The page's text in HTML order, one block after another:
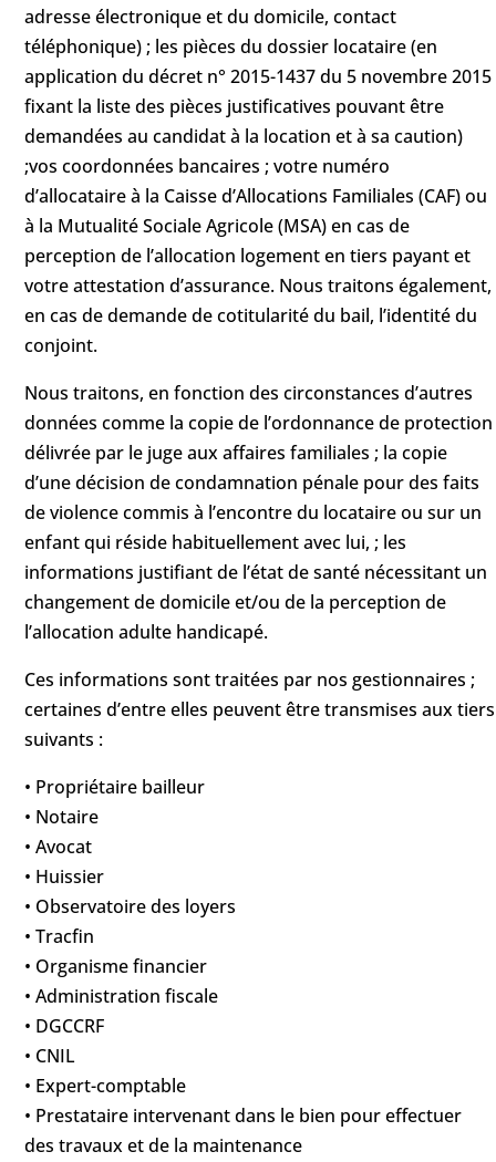
adresse électronique et du domicile, contact
téléphonique) ; les pièces du dossier locataire (en
application du décret n° 2015-1437 du 5 novembre 2015
fixant la liste des pièces justificatives pouvant être
demandées au candidat à la location et à sa caution)
;vos coordonnées bancaires ; votre numéro
d’allocataire à la Caisse d’Allocations Familiales (CAF) ou
à la Mutualité Sociale Agricole (MSA) en cas de
perception de l’allocation logement en tiers payant et
votre attestation d’assurance. Nous traitons également,
en cas de demande de cotitularité du bail, l’identité du
conjoint.
Nous traitons, en fonction des circonstances d’autres
données comme la copie de l’ordonnance de protection
délivrée par le juge aux affaires familiales ; la copie
d’une décision de condamnation pénale pour des faits
de violence commis à l’encontre du locataire ou sur un
enfant qui réside habituellement avec lui, ; les
informations justifiant de l’état de santé nécessitant un
changement de domicile et/ou de la perception de
l’allocation adulte handicapé.
Ces informations sont traitées par nos gestionnaires ;
certaines d’entre elles peuvent être transmises aux tiers
suivants :
• Propriétaire bailleur
• Notaire
• Avocat
• Huissier
• Observatoire des loyers
• Tracfin
• Organisme financier
• Administration fiscale
• DGCCRF
• CNIL
• Expert-comptable
• Prestataire intervenant dans le bien pour effectuer
des travaux et de la maintenance